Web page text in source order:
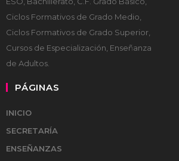
Ciclos Formativos de Grado Medio,
Ciclos Formativos de Grado Superior,
Cursos de Especialización, Enseñanza
de Adultos.
PÁGINAS
INICIO
SECRETARÍA
ENSEÑANZAS